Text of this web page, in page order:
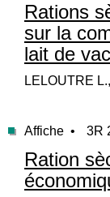
Rations
sur la
lait de
LELOUTRE
Affiche • 3R
Ration